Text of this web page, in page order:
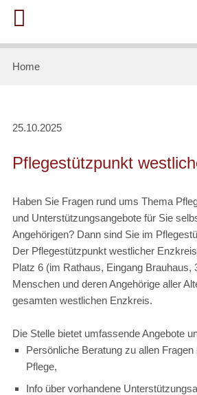
Home
25.10.2025
Pflegestützpunkt
Haben Sie Fragen rund ums Thema
und Unterstützungsangebote für Sie
Angehörigen? Dann sind Sie im
Der Pflegestützpunkt westlicher
Platz 6 (im Rathaus, Eingang Brauhaus,
Menschen und deren Angehörige aller
gesamten westlichen Enzkreis.
Die Stelle bietet umfassende Angebote
Persönliche Beratung zu allen
Pflege,
Info über vorhandene